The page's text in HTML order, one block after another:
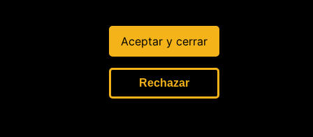
Aceptar y cerrar
Rechazar